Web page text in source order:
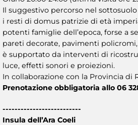
Il suggestivo percorso nel sottosuolo
i resti di domus patrizie di età
potenti famiglie dell’epoca, forse a
pareti decorate, pavimenti
è supportato da interventi di
luce, effetti sonori e proiezioni.
In collaborazione con la Provincia di
Prenotazione obbligatoria allo 06
--------------------------
Insula dell’Ara Coeli